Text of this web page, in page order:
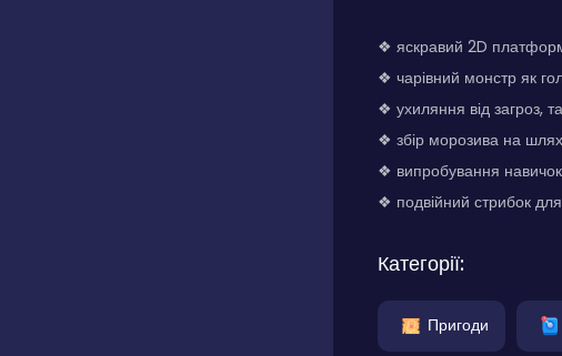
❖ яскравий 2D
❖ чарівний монстр як
❖ ухиляння від загроз,
❖ збір морозива на
❖ випробування навичок
❖ подвійний стрибок
Категорії:
Пригоди